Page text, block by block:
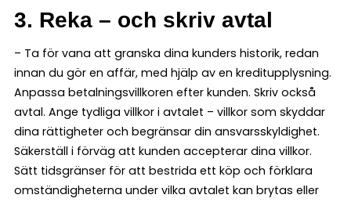
3. Reka – och skriv avtal
– Ta för vana att granska dina kunders historik, redan
innan du gör en affär, med hjälp av en kreditupplysning.
Anpassa betalningsvillkoren efter kunden. Skriv också
avtal. Ange tydliga villkor i avtalet – villkor som skyddar
dina rättigheter och begränsar din ansvarsskyldighet.
Säkerställ i förväg att kunden accepterar dina villkor.
Sätt tidsgränser för att bestrida ett köp och förklara
omständigheterna under vilka avtalet kan brytas eller